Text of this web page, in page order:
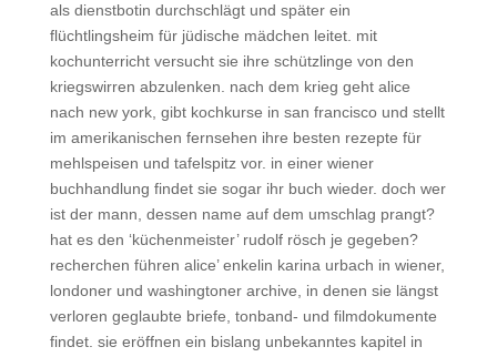
als dienstbotin durchschlägt und später ein
flüchtlingsheim für jüdische mädchen leitet. mit
kochunterricht versucht sie ihre schützlinge von den
kriegswirren abzulenken. nach dem krieg geht alice
nach new york, gibt kochkurse in san francisco und stellt
im amerikanischen fernsehen ihre besten rezepte für
mehlspeisen und tafelspitz vor. in einer wiener
buchhandlung findet sie sogar ihr buch wieder. doch wer
ist der mann, dessen name auf dem umschlag prangt?
hat es den ‘küchenmeister’ rudolf rösch je gegeben?
recherchen führen alice’ enkelin karina urbach in wiener,
londoner und washingtoner archive, in denen sie längst
verloren geglaubte briefe, tonband- und filmdokumente
findet. sie eröffnen ein bislang unbekanntes kapitel in